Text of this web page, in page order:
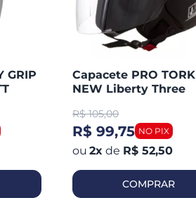
GRIP
Capacete PRO TORK
NEW Liberty Three
R$ 105,00
R$ 99,75
2x de R$ 52,50
COMPRAR